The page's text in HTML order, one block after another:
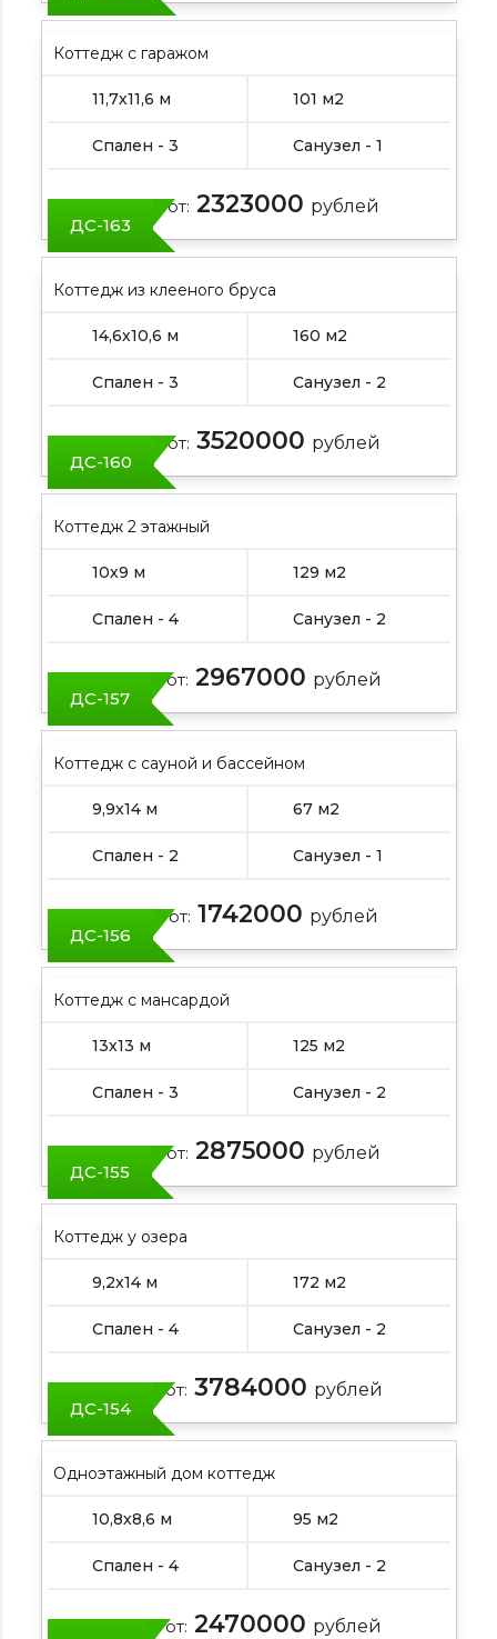
Коттедж с гаражом
11,7х11,6 м 101 м2
Спален - 3 Санузел - 1
Цена от: 2323000 рублей
ДС-163
Коттедж из клееного бруса
14,6х10,6 м 160 м2
Спален - 3 Санузел - 2
Цена от: 3520000 рублей
ДС-160
Коттедж 2 этажный
10х9 м 129 м2
Спален - 4 Санузел - 2
Цена от: 2967000 рублей
ДС-157
Коттедж с сауной и бассейном
9,9х14 м 67 м2
Спален - 2 Санузел - 1
Цена от: 1742000 рублей
ДС-156
Коттедж с мансардой
13х13 м 125 м2
Спален - 3 Санузел - 2
Цена от: 2875000 рублей
ДС-155
Коттедж у озера
9,2х14 м 172 м2
Спален - 4 Санузел - 2
Цена от: 3784000 рублей
ДС-154
Одноэтажный дом коттедж
10,8х8,6 м 95 м2
Спален - 4 Санузел - 2
Цена от: 2470000 рублей